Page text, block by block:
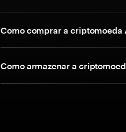
Como comprar a criptomoeda
Como armazenar a